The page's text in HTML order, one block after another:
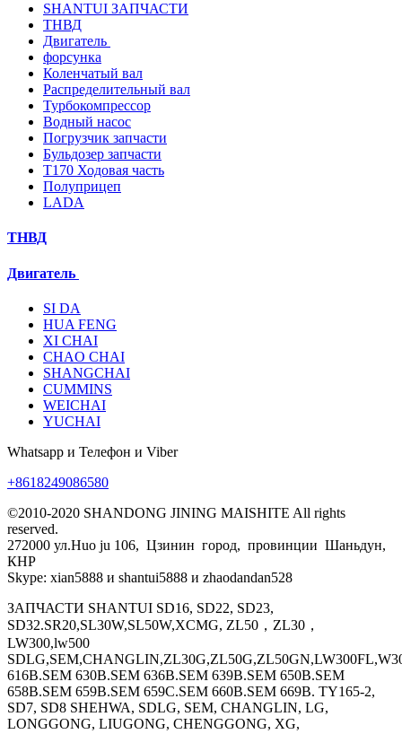
SHANTUI ЗАПЧАСТИ
ТНВД
Двигатель
форсунка
Коленчатый вал
Распределительный вал
Турбокомпрессор
Водный насос
Погрузчик запчасти
Бульдозер запчасти
T170 Ходовая часть
Полуприцеп
LADA
ТНВД
Двигатель
SI DA
HUA FENG
XI CHAI
CHAO CHAI
SHANGCHAI
CUMMINS
WEICHAI
YUCHAI
Whatsapp и Телефон и Viber
+8618249086580
©2010-2020 SHANDONG JINING MAISHITE All rights
reserved.
272000 ул.Huo ju 106, Цзинин город, провинции Шаньдун,
КНР
Skype: xian5888 и shantui5888 и zhaodandan528
ЗАПЧАСТИ SHANTUI SD16, SD22, SD23,
SD32.SR20,SL30W,SL50W,XCMG, ZL50，ZL30，
LW300,lw500
616B.SEM 630B.SEM 636B.SEM 639B.SEM 650B.SEM
658B.SEM 659B.SEM 659C.SEM 660B.SEM 669B. TY165-2,
SD7, SD8 SHEHWA, SDLG, SEM, CHANGLIN, LG,
LONGGONG, LIUGONG, CHENGGONG, XG,